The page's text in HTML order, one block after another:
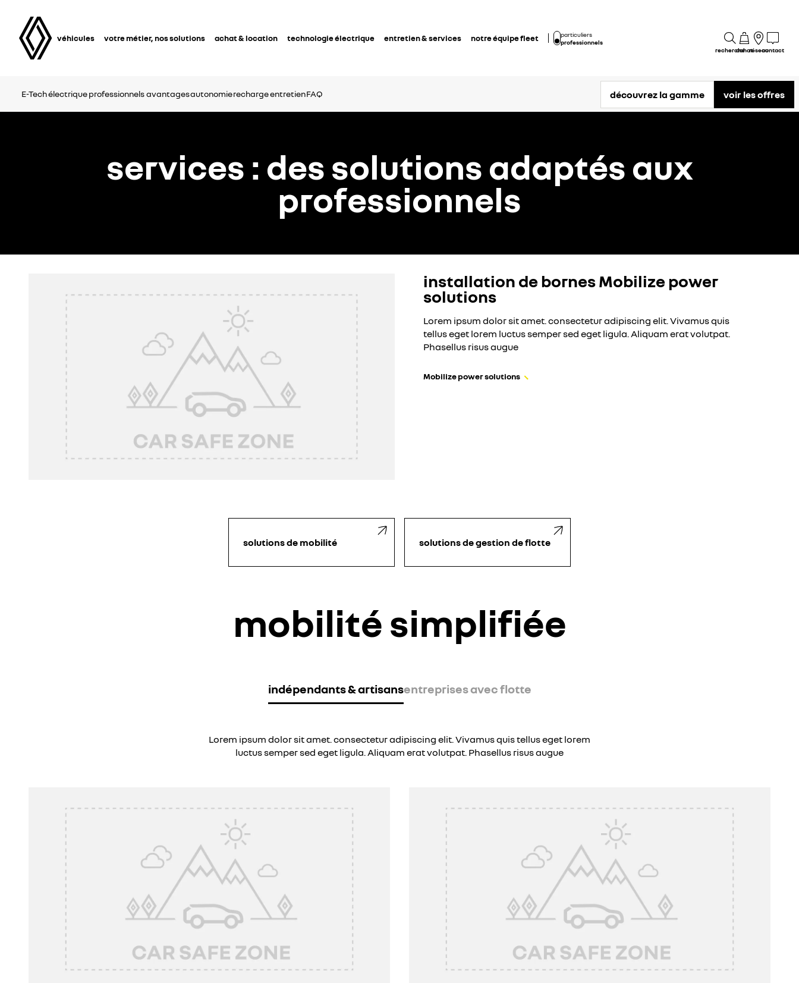
véhicules votre métier, nos solutions achat & location technologie électrique entretien & services notre équipe fleet
particuliers
professionnels
rechercheachatréseaucontact
E-Tech électrique professionnels avantagesautonomierechargeentretienFAQ découvrez la gamme voir les offres
services : des solutions adaptés aux
professionnels
installation de bornes Mobilize power
solutions
Lorem ipsum dolor sit amet. consectetur adipiscing elit. Vivamus quis
tellus eget lorem luctus semper sed eget ligula. Aliquam erat volutpat.
Phasellus risus augue
Mobilize power solutions
solutions de mobilité solutions de gestion de flotte
mobilité simplifiée
indépendants & artisansentreprises avec flotte
Lorem ipsum dolor sit amet. consectetur adipiscing elit. Vivamus quis tellus eget lorem
luctus semper sed eget ligula. Aliquam erat volutpat. Phasellus risus augue